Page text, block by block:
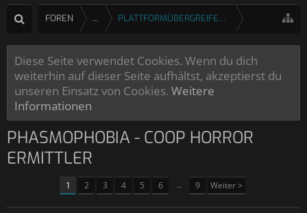
FOREN ... PLATTFORMÜBERGREIFENDE SPIELE
Diese Seite verwendet Cookies. Wenn du dich
weiterhin auf dieser Seite aufhältst, akzeptierst du
unseren Einsatz von Cookies. Weitere
Informationen
PHASMOPHOBIA - COOP HORROR
ERMITTLER
1 2 3 4 5 6 → 9 Weiter >